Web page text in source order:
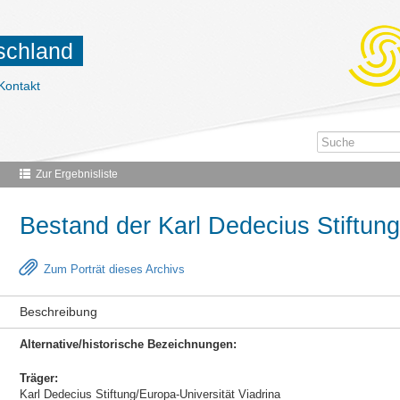
Zur Ergebnisliste
Bestand der Karl Dedecius Stiftung
Zum Porträt dieses Archivs
Beschreibung
Alternative/historische Bezeichnungen:
Träger:
Karl Dedecius Stiftung/Europa-Universität Viadrina